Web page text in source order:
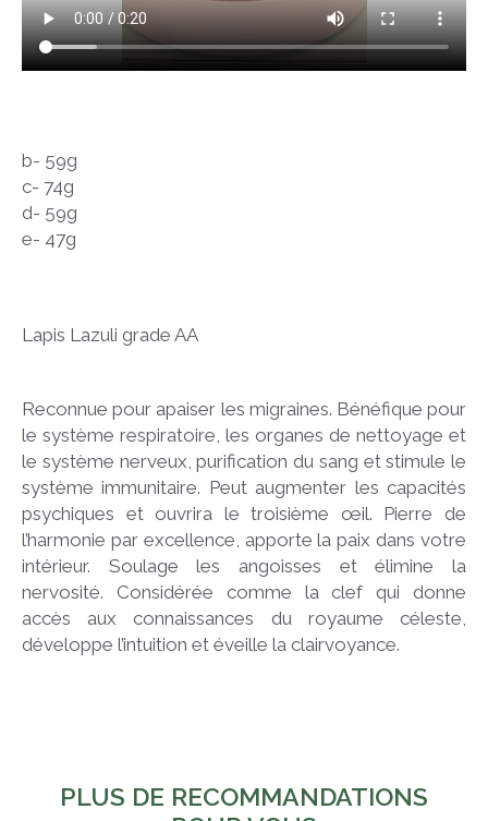
b- 59g
c- 74g
d- 59g
e- 47g
Lapis Lazuli grade AA
Reconnue pour apaiser les migraines. Bénéfique pour
le système respiratoire, les organes de nettoyage et
le système nerveux, purification du sang et stimule le
système immunitaire. Peut augmenter les capacités
psychiques et ouvrira le troisième œil. Pierre de
l’harmonie par excellence, apporte la paix dans votre
intérieur. Soulage les angoisses et élimine la
nervosité. Considérée comme la clef qui donne
accès aux connaissances du royaume céleste,
développe l’intuition et éveille la clairvoyance.
PLUS DE RECOMMANDATIONS